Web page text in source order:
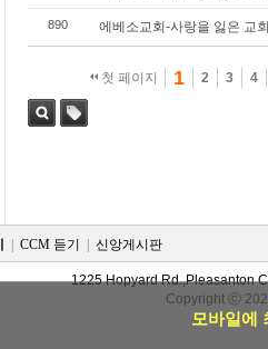
890 에베소교회-사랑을 잃은 교
첫 페이지 1 2 3 4
CCM 듣기 신앙게시판
1225 Hopyard Rd.,Pleasanton
Copyright ⓒ
모바일에